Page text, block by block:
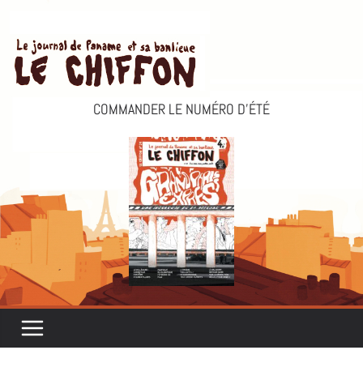
contenu
COMMANDER LE NUMÉRO D’ÉTÉ